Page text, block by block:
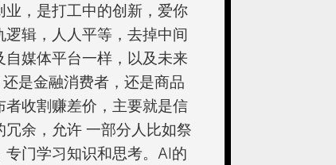
，是打工中的创新，爱你
辑，人人平等，去掉中间
媒体平台一样，以及未来
是金融消费者，还是商品
收割赚差价，主要就是信
余，允许 一部分人比如祭
门学习知识和思考。AI的